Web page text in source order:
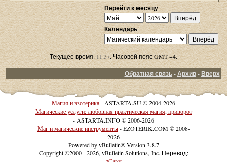
Перейти к месяцу
Календарь
Текущее время:11:37. Часовой пояс GMT +4.
Обратная связь-Архив-Вверх
Магия и эзотерика- ASTARTA.SU © 2004-2026
Магические услуги: любовная практическая магия, приворот
- ASTARTA.INFO © 2006-2026
Маг и магические инструменты- EZOTERIK.COM © 2008-
2026
Powered by vBulletin® Version 3.8.7
Copyright ©2000 - 2026, vBulletin Solutions, Inc. Перевод: